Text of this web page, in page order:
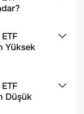
Yüksek
Düşük